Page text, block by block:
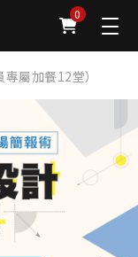
0
FAQ
屬加餐12堂）